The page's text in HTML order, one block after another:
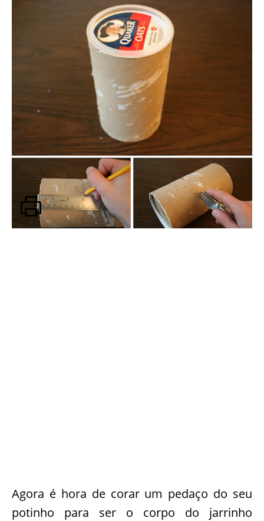
Agora é hora de corar um pedaço do seu
potinho para ser o corpo do jarrinho